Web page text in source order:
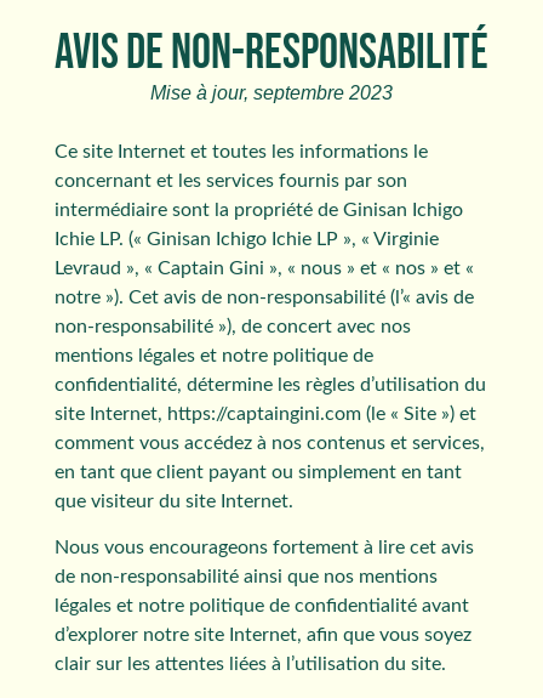
AVIS DE NON-RESPONSABILITÉ
Mise à jour, septembre 2023
Ce site Internet et toutes les informations le
concernant et les services fournis par son
intermédiaire sont la propriété de Ginisan Ichigo
Ichie LP. (« Ginisan Ichigo Ichie LP », « Virginie
Levraud », « Captain Gini », « nous » et « nos » et «
notre »). Cet avis de non-responsabilité (l’« avis de
non-responsabilité »), de concert avec nos
mentions légales et notre politique de
confidentialité, détermine les règles d’utilisation du
site Internet, https://captaingini.com (le « Site ») et
comment vous accédez à nos contenus et services,
en tant que client payant ou simplement en tant
que visiteur du site Internet.
Nous vous encourageons fortement à lire cet avis
de non-responsabilité ainsi que nos mentions
légales et notre politique de confidentialité avant
d’explorer notre site Internet, afin que vous soyez
clair sur les attentes liées à l’utilisation du site.